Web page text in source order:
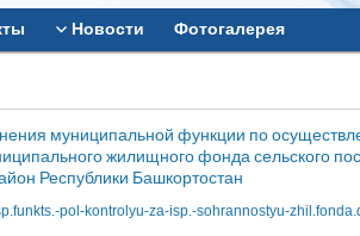
Новости Фотогалерея
муниципальной функции по
жилищного фонда сельского
Республики Башкортостан
pol-kontrolyu-za-isp.-sohrannostyu-